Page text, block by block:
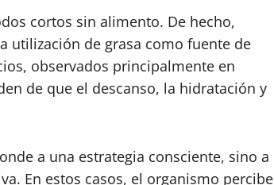
cortos sin alimento. De hecho,
utilización de grasa como fuente de
observados principalmente en
de que el descanso, la hidratación y
a una estrategia consciente, sino a
En estos casos, el organismo percibe